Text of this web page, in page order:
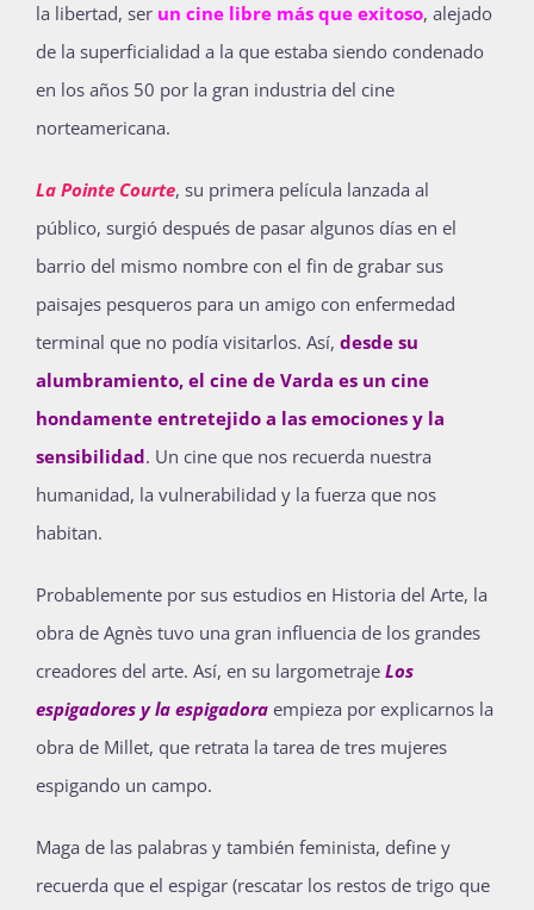
la libertad, ser un cine libre más que exitoso, alejado
de la superficialidad a la que estaba siendo condenado
en los años 50 por la gran industria del cine
norteamericana.
La Pointe Courte, su primera película lanzada al
público, surgió después de pasar algunos días en el
barrio del mismo nombre con el fin de grabar sus
paisajes pesqueros para un amigo con enfermedad
terminal que no podía visitarlos. Así, desde su
alumbramiento, el cine de Varda es un cine
hondamente entretejido a las emociones y la
sensibilidad. Un cine que nos recuerda nuestra
humanidad, la vulnerabilidad y la fuerza que nos
habitan.
Probablemente por sus estudios en Historia del Arte, la
obra de Agnès tuvo una gran influencia de los grandes
creadores del arte. Así, en su largometraje Los
espigadores y la espigadora empieza por explicarnos la
obra de Millet, que retrata la tarea de tres mujeres
espigando un campo.
Maga de las palabras y también feminista, define y
recuerda que el espigar (rescatar los restos de trigo que